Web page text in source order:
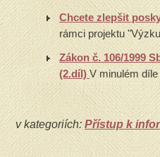
Chcete zlepšit
rámci projektu
Zákon č. 106/1999
(2.díl)V minulém
v kategoriích:Přístup k